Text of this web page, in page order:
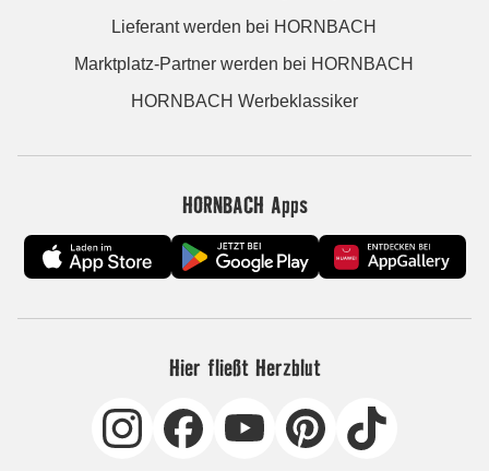
Lieferant werden bei HORNBACH
Marktplatz-Partner werden bei HORNBACH
HORNBACH Werbeklassiker
HORNBACH Apps
Hier fließt Herzblut